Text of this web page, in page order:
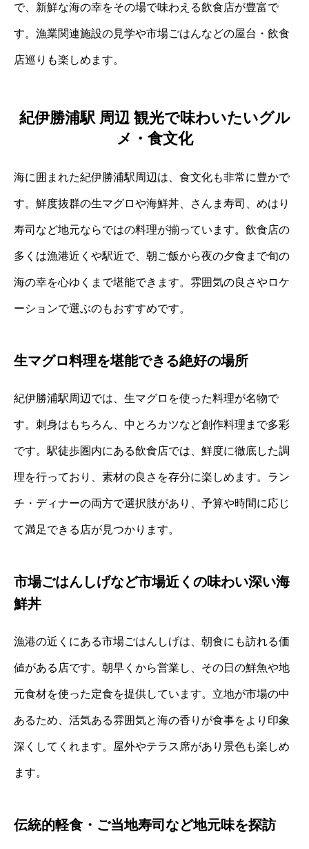
で、新鮮な海の幸をその場で味わえる飲食店が豊富で
す。漁業関連施設の見学や市場ごはんなどの屋台・飲食
店巡りも楽しめます。
紀伊勝浦駅 周辺 観光で味わいたいグル
メ・食文化
海に囲まれた紀伊勝浦駅周辺は、食文化も非常に豊かで
す。鮮度抜群の生マグロや海鮮丼、さんま寿司、めはり
寿司など地元ならではの料理が揃っています。飲食店の
多くは漁港近くや駅近で、朝ご飯から夜の夕食まで旬の
海の幸を心ゆくまで堪能できます。雰囲気の良さやロケ
ーションで選ぶのもおすすめです。
生マグロ料理を堪能できる絶好の場所
紀伊勝浦駅周辺では、生マグロを使った料理が名物で
す。刺身はもちろん、中とろカツなど創作料理まで多彩
です。駅徒歩圏内にある飲食店では、鮮度に徹底した調
理を行っており、素材の良さを存分に楽しめます。ラン
チ・ディナーの両方で選択肢があり、予算や時間に応じ
て満足できる店が見つかります。
市場ごはんしげなど市場近くの味わい深い海
鮮丼
漁港の近くにある市場ごはんしげは、朝食にも訪れる価
値がある店です。朝早くから営業し、その日の鮮魚や地
元食材を使った定食を提供しています。立地が市場の中
あるため、活気ある雰囲気と海の香りが食事をより印象
深くしてくれます。屋外やテラス席があり景色も楽しめ
ます。
伝統的軽食・ご当地寿司など地元味を探訪